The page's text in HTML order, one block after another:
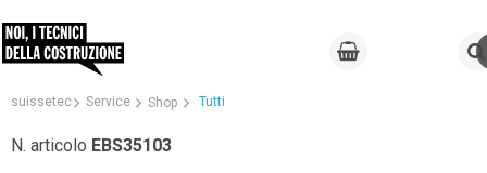
suissetec Service Shop Tutti
N. articolo EBS35103